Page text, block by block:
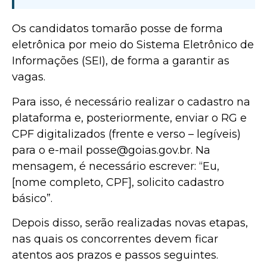
Os candidatos tomarão posse de forma
eletrônica por meio do Sistema Eletrônico de
Informações (SEI), de forma a garantir as
vagas.
Para isso, é necessário realizar o cadastro na
plataforma e, posteriormente, enviar o RG e
CPF digitalizados (frente e verso – legíveis)
para o e-mail posse@goias.gov.br. Na
mensagem, é necessário escrever: “Eu,
[nome completo, CPF], solicito cadastro
básico”.
Depois disso, serão realizadas novas etapas,
nas quais os concorrentes devem ficar
atentos aos prazos e passos seguintes.